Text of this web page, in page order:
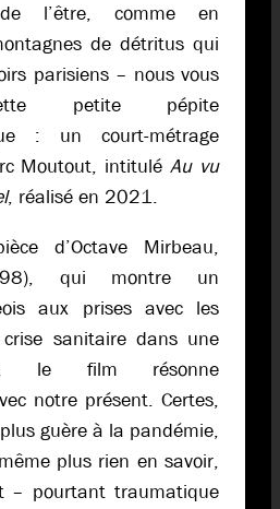
l’être, comme en
de détritus qui
parisiens – nous vous
petite pépite
: un court-métrage
Moutout, intituléAu vu
, réalisé en 2021.
d’Octave Mirbeau,
qui montre un
aux prises avec les
crise sanitaire dans une
le film résonne
notre présent. Certes,
guère à la pandémie,
plus rien en savoir,
– pourtant traumatique